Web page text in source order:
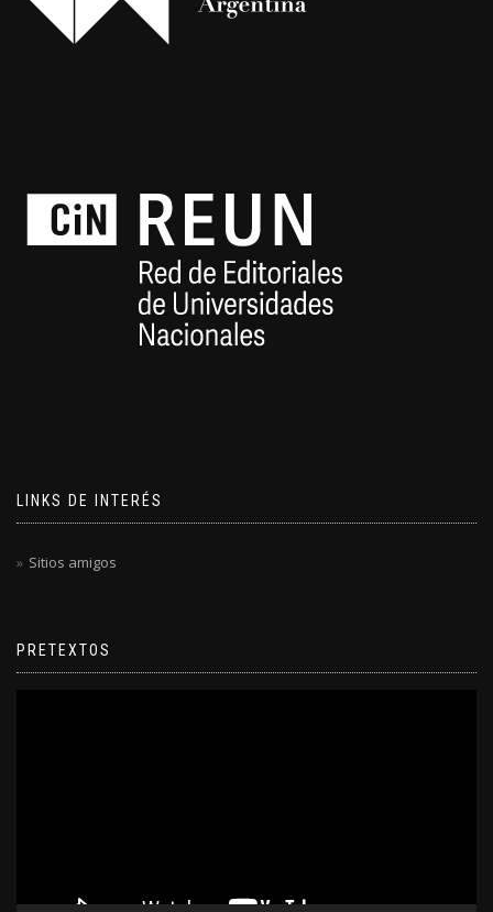
LINKS DE INTERÉS
Sitios amigos
PRETEXTOS